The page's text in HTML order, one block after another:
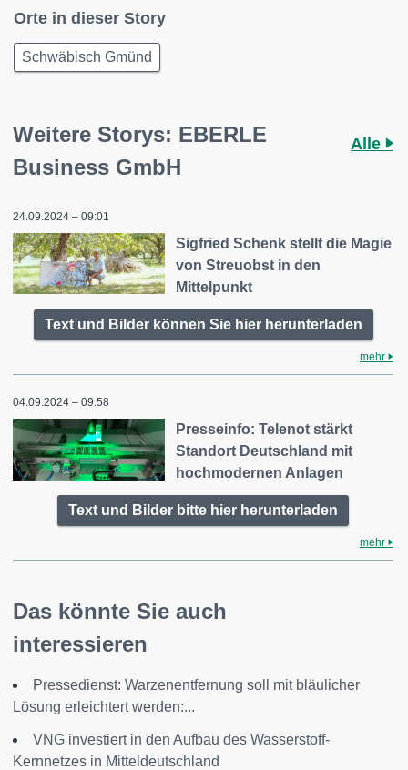
Orte in dieser Story
Schwäbisch Gmünd
Weitere Storys: EBERLE
Business GmbH
Alle
24.09.2024 – 09:01
Sigfried Schenk stellt die Magie
von Streuobst in den
Mittelpunkt
Text und Bilder können Sie hier herunterladen
mehr
04.09.2024 – 09:58
Presseinfo: Telenot stärkt
Standort Deutschland mit
hochmodernen Anlagen
Text und Bilder bitte hier herunterladen
mehr
Das könnte Sie auch
interessieren
Pressedienst: Warzenentfernung soll mit bläulicher
Lösung erleichtert werden:...
VNG investiert in den Aufbau des Wasserstoff-
Kernnetzes in Mitteldeutschland